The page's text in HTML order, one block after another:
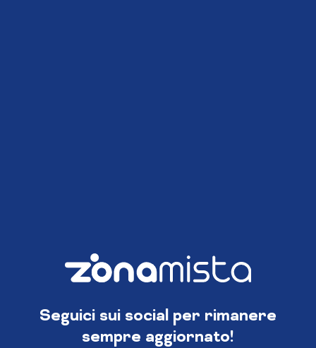
Seguici sui social per rimanere
sempre aggiornato!